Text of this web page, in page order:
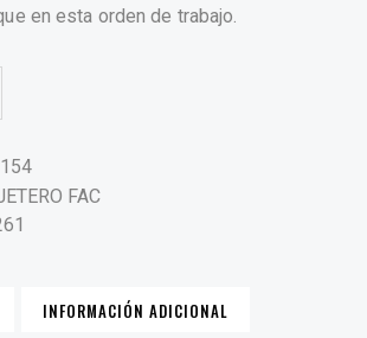
en esta orden de trabajo.
FAC
INFORMACIÓN ADICIONAL